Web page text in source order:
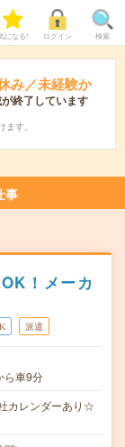
になる! ログイン 検索
み／未経験か
終了しています
す。
事
！メーカ
派遣
ら車9分
カレンダーあり☆